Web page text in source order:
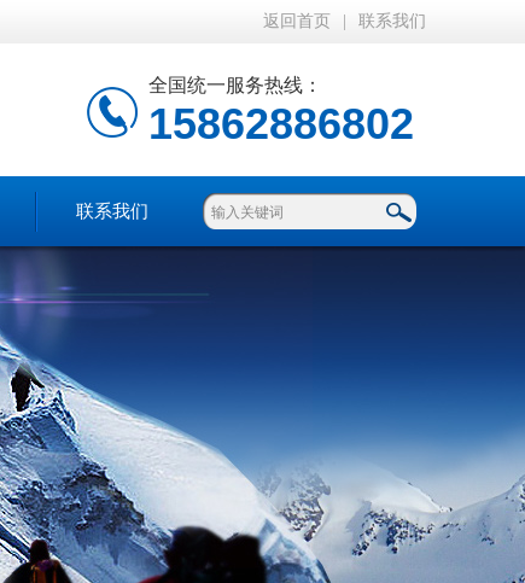
返回首页 联系我们
全国统一服务热线：
15862886802
联系我们